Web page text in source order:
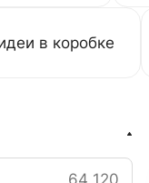
в коробке